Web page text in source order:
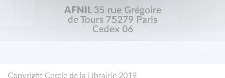
AFNIL 35 rue Grégoire
de Tours 75279 Paris
Cedex 06
Copyright Cercle de la Librairie 2019